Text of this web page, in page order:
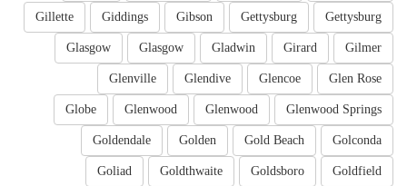
Gettysburg
Gettysburg
Gibson
Giddings
Gillette
Gilmer
Girard
Gladwin
Glasgow
Glasgow
Glen Rose
Glencoe
Glendive
Glenville
Glenwood Springs
Glenwood
Glenwood
Globe
Golconda
Gold Beach
Golden
Goldendale
Goldfield
Goldsboro
Goldthwaite
Goliad